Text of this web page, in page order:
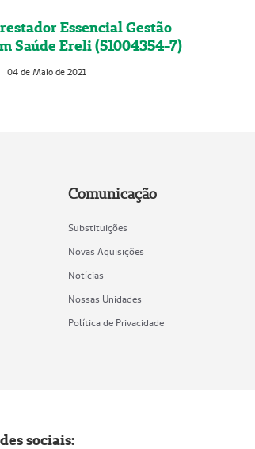
Essencial Gestão
Saúde Ereli (51004354-7)
04 de Maio de 2021
Comunicação
Substituições
Novas Aquisições
Notícias
Nossas Unidades
Política de Privacidade
sociais: